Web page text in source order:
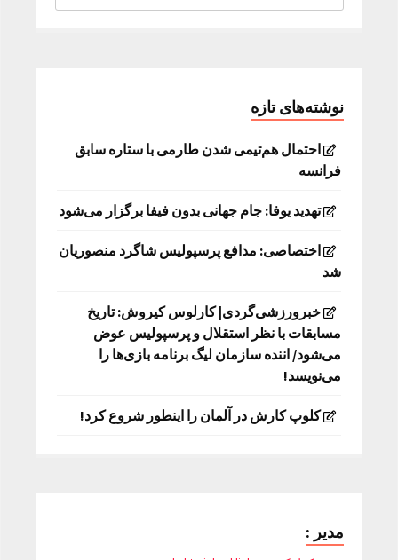
نوشته‌های تازه
احتمال هم‌تیمی شدن طارمی با ستاره سابق
فرانسه
تهدید یوفا: جام جهانی بدون فیفا برگزار می‌شود
اختصاصی: مدافع پرسپولیس شاگرد منصوریان
شد
خبرورزشی‌گردی| کارلوس کیروش: تاریخ
مسابقات با نظر استقلال و پرسپولیس عوض
می‌شود/ اننده سازمان لیگ برنامه بازی‌ها را
می‌نویسد!
کلوپ کارش در آلمان را اینطور شروع کرد!
مدیر :